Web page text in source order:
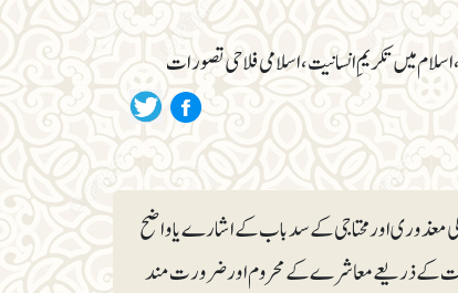
میں تکریمِ انسانیت، اسلامی فلاحی تصورات
کی معذوری اور محتاجی کے سدباب کے اشارے یا واضح
کے ذریعے معاشرے کے محروم اور ضرورت مند